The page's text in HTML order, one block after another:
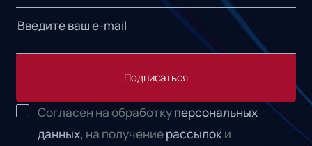
Подписаться
Согласен на обработкуперсональных
данных, на получениерассылоки